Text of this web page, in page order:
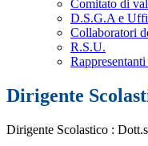
Comitato di
D.S.G.A e
Collaboratori
R.S.U.
Dirigente
Dirigente Scolastico :